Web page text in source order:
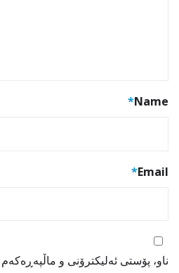
Name
*
Email
*
ناو، پۆستی ئەلیکترۆنی و